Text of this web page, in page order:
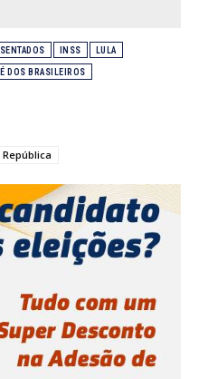
INSS LULA
DOS BRASILEIROS